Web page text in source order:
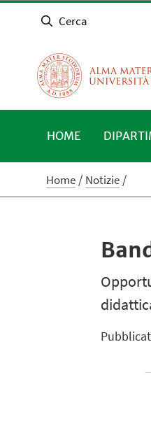
Cerca
HOME
Home Notizie